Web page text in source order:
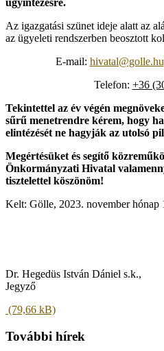
ügyintézésre.
Az igazgatási szünet ideje alatt az
az ügyeleti rendszerben beosztott
E-mail: hivatal@golle.hu
Telefon: +36
Tekintettel az év végén
sűrű menetrendre kérem, hogy
elintézését ne hagyják az utolsó
Megértésüket és segítő
Önkormányzati Hivatal
tisztelettel köszönöm!
Kelt: Gölle, 2023. november hónap
Dr. Hegedüs István Dániel s.k.,
Jegyző
További hírek